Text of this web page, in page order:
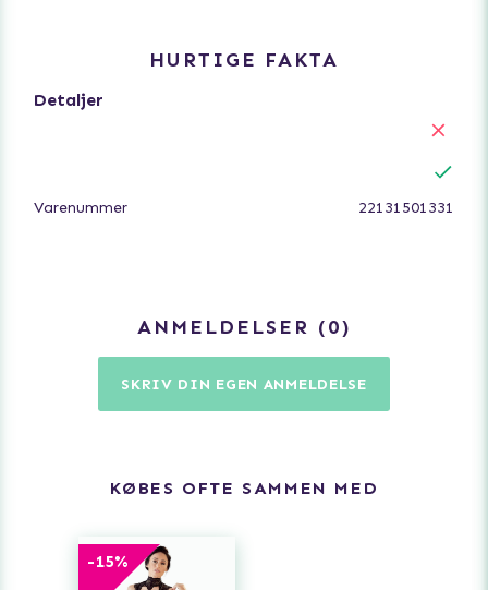
HURTIGE FAKTA
Detaljer
Varenummer 22131501331
ANMELDELSER 0
SKRIV DIN EGEN ANMELDELSE
KØBES OFTE SAMMEN MED
-15%